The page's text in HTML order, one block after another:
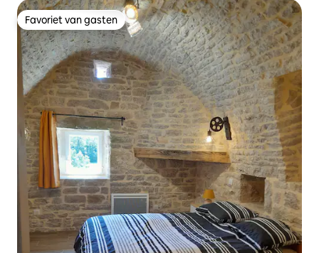
Favoriet van gasten
Favoriet van gasten